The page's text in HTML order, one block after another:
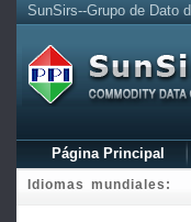
SunSirs--Grupo de Dato
Página Principal
Idiomas mundiales: